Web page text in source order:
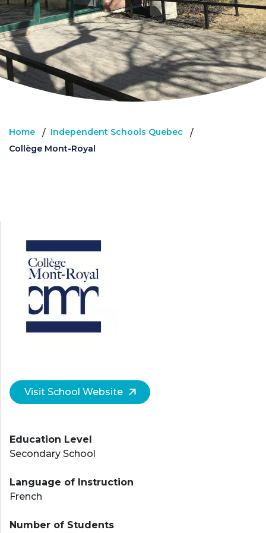
Home / Independent Schools Quebec /
Collège Mont-Royal
Visit School Website
Education Level
Secondary School
Language of Instruction
French
Number of Students